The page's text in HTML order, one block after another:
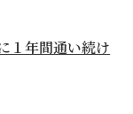
１年間通い続け